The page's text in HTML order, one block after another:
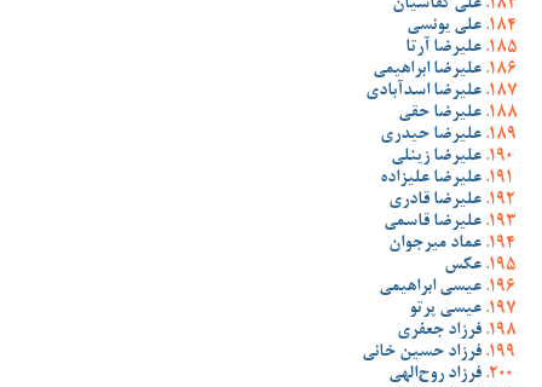
علی کفاشیان
علی یونسی
علیرضا آرتا
علیرضا ابراهیمی
علیرضا اسدآبادی
علیرضا حقی
علیرضا حیدری
علیرضا زینلی
علیرضا علیزاده
علیرضا قادری
علیرضا قاسمی
عماد میرجوان
عکس
عیسی ابراهیمی
عیسی پرتو
فرزاد جعفری
فرزاد حسین خانی
فرزاد روح‌الهی